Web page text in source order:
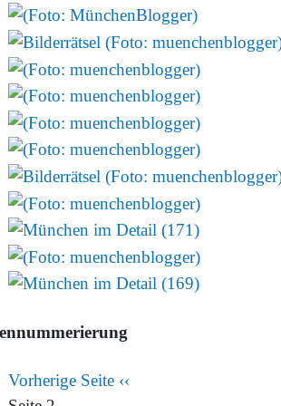
Vorherige Seite ‹‹